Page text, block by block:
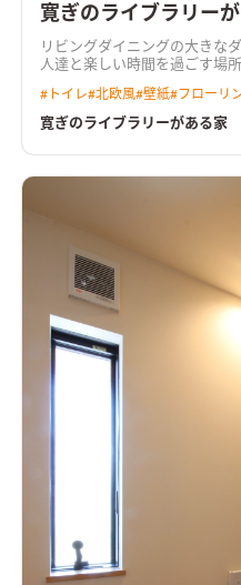
寛ぎのライブラリー
リビングダイニングの大きな
人達と楽しい時間を過ごす場
し。 キッチンのダイニング側
えてくれます。 2階には広い
# トイレ#北欧風#壁紙#フローリ
寛ぎのライブラリーがある家